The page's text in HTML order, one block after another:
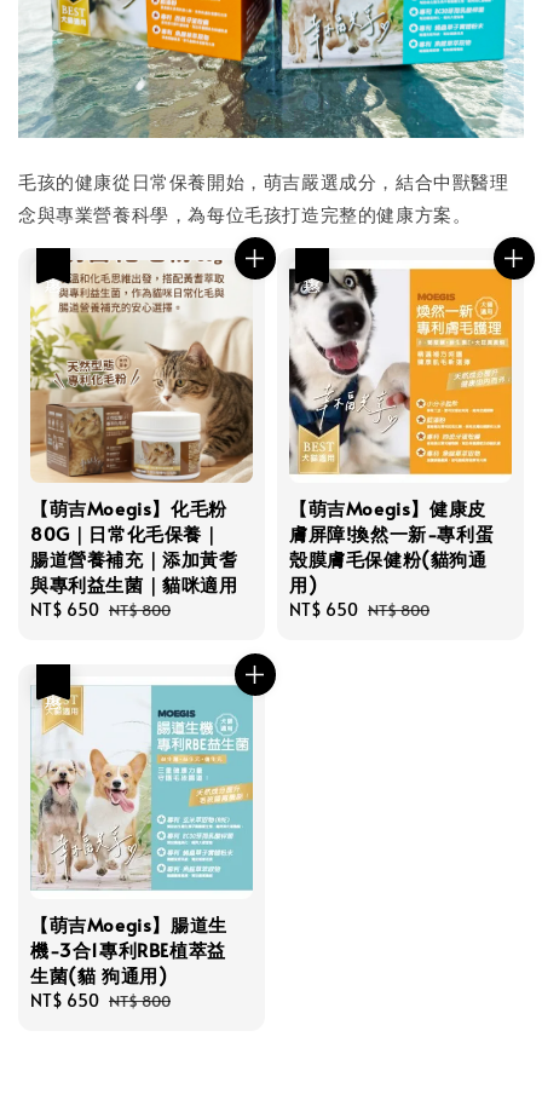
毛孩的健康從日常保養開始，萌吉嚴選成分，結合中獸醫理
念與專業營養科學，為每位毛孩打造完整的健康方案。
【萌吉Moegis】化毛粉
80G｜日常化毛保養｜
腸道營養補充｜添加黃耆
與專利益生菌｜貓咪適用
Sale
NT$ 650 Regular
NT$ 800
【萌吉Moegis】健康皮
膚屏障!換然一新-專利蛋
殼膜膚毛保健粉(貓狗通
用)
Sale
NT$ 650 Regular
NT$ 800
【萌吉Moegis】腸道生
機-3合1專利RBE植萃益
生菌(貓 狗通用)
Sale
NT$ 650 Regular
NT$ 800